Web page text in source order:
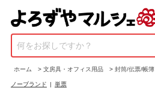
何をお探しですか？
ホーム > 文房具・オフィス用品 > 封筒/伝票/帳簿
ノーブランド | 単票